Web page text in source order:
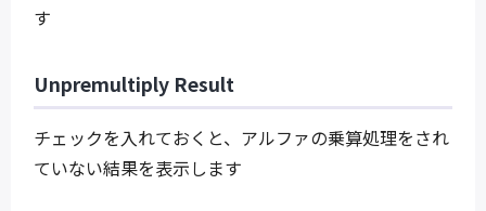
す
Unpremultiply Result
チェックを入れておくと、アルファの乗算処理をされ
ていない結果を表示します